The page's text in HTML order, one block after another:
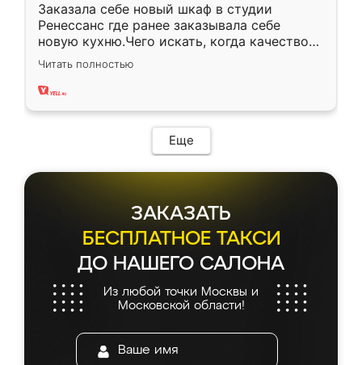
Заказала себе новый шкаф в студии
Ренессанс где ранее заказывала себе
новую кухню.Чего искать, когда качеством
вполне довольна. Служит кухня уже почти
два года, нареканий нет.
Читать полностью
Еще
ЗАКАЗАТЬ
БЕСПЛАТНОЕ ТАКСИ
ДО НАШЕГО САЛОНА
Из любой точки Москвы и
Московской области!